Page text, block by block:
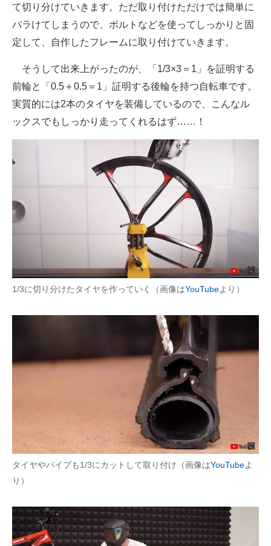
て切り分けていきます。ただ取り付けただけでは簡単に
バラけてしまうので、ボルトなどを使ってしっかりと固
定して、自作したフレームに取り付けていきます。
そうして出来上がったのが、「1/3×3＝1」を証明する
前輪と「0.5＋0.5＝1」証明する後輪を持つ自転車です。
実質的には2本のタイヤを装備しているので、こんなル
ックスでもしっかり走ってくれるはず……！
1/3に切り分けたタイヤを作っていく（画像はYouTubeより）
タイヤやパイプも1/3にカットして取り付け（画像はYouTubeよ
り）